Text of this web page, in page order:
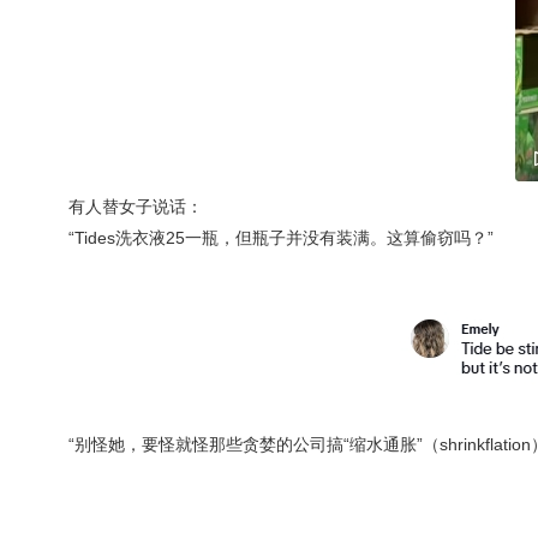
有人替女子说话：
“Tides洗衣液25一瓶，但瓶子并没有装满。这算偷窃吗？”
“别怪她，要怪就怪那些贪婪的公司搞“缩水通胀”（shrinkflation